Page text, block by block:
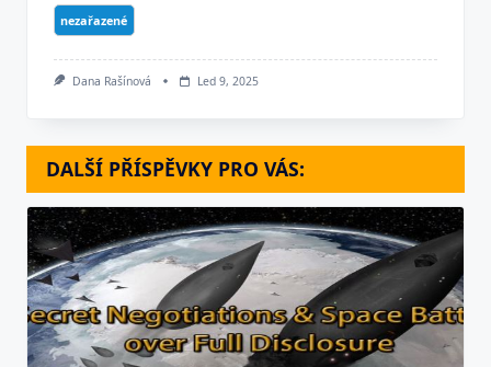
nezařazené
Dana Rašínová Led 9, 2025
DALŠÍ PŘÍSPĚVKY PRO VÁS: